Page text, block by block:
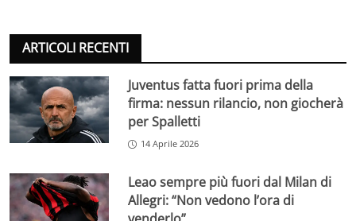
ARTICOLI RECENTI
Juventus fatta fuori prima della
firma: nessun rilancio, non giocherà
per Spalletti
14 Aprile 2026
Leao sempre più fuori dal Milan di
Allegri: “Non vedono l’ora di